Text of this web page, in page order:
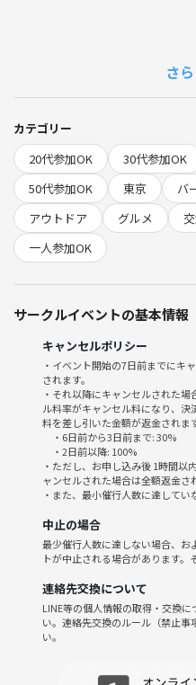
あまり日本酒に馴染みのない方
※明らかな悪天の場合は中止とな
🍶詳細
日時∶5月16日（土）11:00〜16:00
11:00 集合、設営(手伝って
11:15 乾杯
16:00 撤収
途中参加、途中退席も可です。
会費∶8,000円
場所∶エミパーク和光樹林バーベ
東武東上線、東京メトロ有楽
ら徒歩約20分。
人数∶4人〜8人(人数が変更される
持ち物：チェイサー用のお水
備考∶↓2枚目の写真のお酒は必
行く予定です！
他の参加者の方々に迷惑がかか
さ
カテゴリー
20代参加OK
30代参加OK
50代参加OK
東京 バ
アウトドア
グルメ
一人参加OK
サークルイベントの基本情報
キャンセルポリシー
・イベント開始の7日前までにキ
されます。
・それ以降にキャンセルされた
ル料率がキャンセル料になり、
料を差し引いた金額が返金されます
・6日前から3日前まで: 30%
・2日前以降: 100%
・ただし、お申し込み後 1時間以
ャンセルされた場合は全額返金さ
・また、最小催行人数に達して
中止の場合
最少催行人数に達しない場合、お
トが中止される場合があります。
連絡先交換について
LINE等の個人情報の取得・交換
い。連絡先交換のルール（禁止事
い。